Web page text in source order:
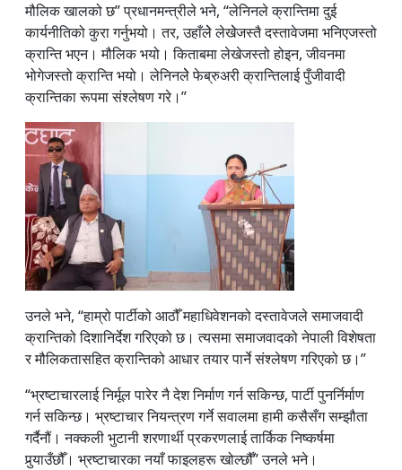
मौलिक खालको छ” प्रधानमन्त्रीले भने, “लेनिनले क्रान्तिमा दुई
कार्यनीतिको कुरा गर्नुभयो। तर, उहाँलेे लेखेेजस्तै दस्तावेजमा भनिएजस्तो
क्रान्ति भएन। मौलिक भयो। किताबमा लेखेजस्तो होइन, जीवनमा
भोगेजस्तो क्रान्ति भयो। लेनिनलेे फेब्रुअरी क्रान्तिलाई पुँजीवादी
क्रान्तिका रूपमा संश्लेषण गरे।”
उनले भने, “हाम्रो पार्टीको आठौँ महाधिवेशनको दस्तावेजले समाजवादी
क्रान्तिको दिशानिर्देश गरिएको छ। त्यसमा समाजवादको नेपाली विशेषता
र मौलिकतासहित क्रान्तिको आधार तयार पार्ने संश्लेषण गरिएको छ।”
“भ्रष्टाचारलाई निर्मूल पारेर नै देश निर्माण गर्न सकिन्छ, पार्टी पुनर्निर्माण
गर्न सकिन्छ। भ्रष्टाचार नियन्त्रण गर्ने सवालमा हामी कसैसँग सम्झौता
गर्दैनौं। नक्कली भुटानी शरणार्थी प्रकरणलाई तार्किक निष्कर्षमा
पुर्‍याउँछौँ। भ्रष्टाचारका नयाँ फाइलहरू खोल्छौँ” उनले भने।